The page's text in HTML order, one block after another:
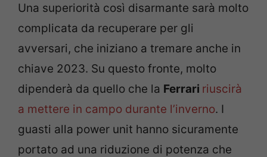
Una superiorità così disarmante sarà molto
complicata da recuperare per gli
avversari, che iniziano a tremare anche in
chiave 2023. Su questo fronte, molto
dipenderà da quello che la Ferrari riuscirà
a mettere in campo durante l’inverno. I
guasti alla power unit hanno sicuramente
portato ad una riduzione di potenza che